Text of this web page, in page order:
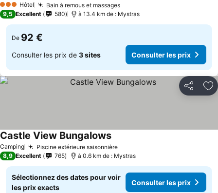
3 ÉtoilesHôtel Bain à remous et massagesConsulter les prix
9,5 Excellent 580 à 13.4 km de : Mystras
De 92 €
Consulter les prix de 3 sites Consulter les prix
Partager
Camping Piscine extérieure saisonnièreConsulter les prix
Castle View BungalowsConsulter les prix
8,9 Excellent 765 à 0.6 km de : Mystras
Sélectionnez des dates pour voir
les prix exacts
Consulter les prix